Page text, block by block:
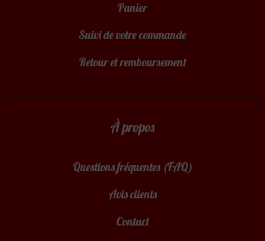
Panier
Suivi de votre commande
Retour et remboursement
À propos
Questions fréquentes (FAQ)
Avis clients
Contact